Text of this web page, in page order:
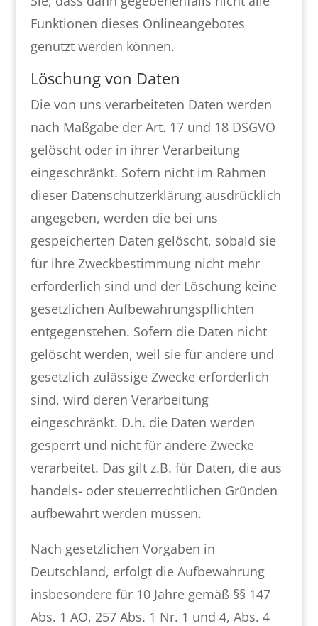
Funktionen dieses Onlineangebotes
genutzt werden können.
Löschung von Daten
Die von uns verarbeiteten Daten werden
nach Maßgabe der Art. 17 und 18 DSGVO
gelöscht oder in ihrer Verarbeitung
eingeschränkt. Sofern nicht im Rahmen
dieser Datenschutzerklärung ausdrücklich
angegeben, werden die bei uns
gespeicherten Daten gelöscht, sobald sie
für ihre Zweckbestimmung nicht mehr
erforderlich sind und der Löschung keine
gesetzlichen Aufbewahrungspflichten
entgegenstehen. Sofern die Daten nicht
gelöscht werden, weil sie für andere und
gesetzlich zulässige Zwecke erforderlich
sind, wird deren Verarbeitung
eingeschränkt. D.h. die Daten werden
gesperrt und nicht für andere Zwecke
verarbeitet. Das gilt z.B. für Daten, die aus
handels- oder steuerrechtlichen Gründen
aufbewahrt werden müssen.
Nach gesetzlichen Vorgaben in
Deutschland, erfolgt die Aufbewahrung
insbesondere für 10 Jahre gemäß §§ 147
Abs. 1 AO, 257 Abs. 1 Nr. 1 und 4, Abs. 4